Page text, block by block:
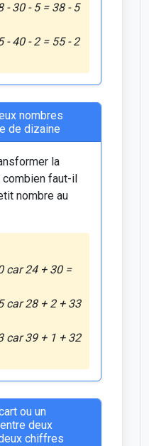
- 30 - 5 = 38 - 5
- 40 - 2 = 55 - 2
nombres
de dizaine
la
combien faut-il
nombre au
car 24 + 30 =
car 28 + 2 + 33
car 39 + 1 + 32
ou un
deux
chiffres